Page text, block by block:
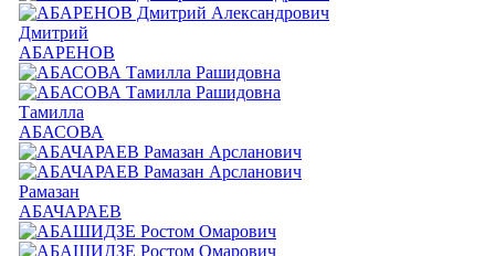
Дмитрий
АБАРЕНОВ
Тамилла
АБАСОВА
Рамазан
АБАЧАРАЕВ